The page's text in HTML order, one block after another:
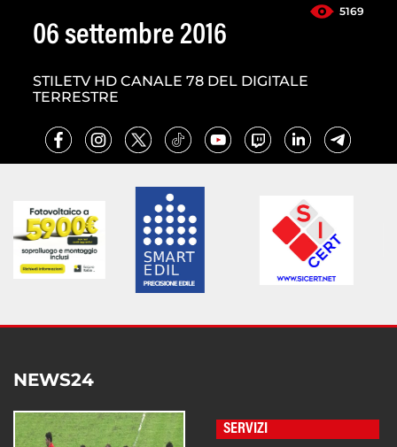
5169
06 settembre 2016
STILETV HD CANALE 78 DEL DIGITALE
TERRESTRE
NEWS24
SERVIZI